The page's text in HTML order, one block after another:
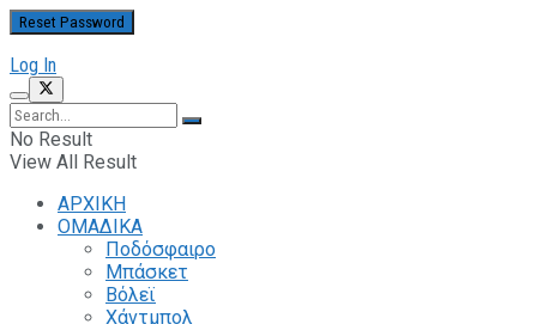
Log In
No Result
View All Result
ΑΡΧΙΚΗ
ΟΜΑΔΙΚΑ
Ποδόσφαιρο
Μπάσκετ
Βόλεϊ
Χάντμπολ